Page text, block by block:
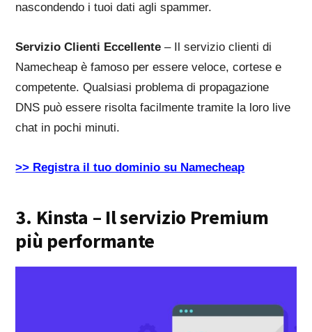
nascondendo i tuoi dati agli spammer.
Servizio Clienti Eccellente – Il servizio clienti di
Namecheap è famoso per essere veloce, cortese e
competente. Qualsiasi problema di propagazione
DNS può essere risolta facilmente tramite la loro live
chat in pochi minuti.
>> Registra il tuo dominio su Namecheap
3. Kinsta – Il servizio Premium
più performante